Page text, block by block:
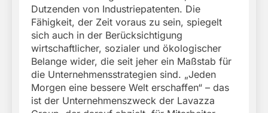
Dutzenden von Industriepatenten. Die
Fähigkeit, der Zeit voraus zu sein, spiegelt
sich auch in der Berücksichtigung
wirtschaftlicher, sozialer und ökologischer
Belange wider, die seit jeher ein Maßstab für
die Unternehmensstrategien sind. „Jeden
Morgen eine bessere Welt erschaffen“ – das
ist der Unternehmenszweck der Lavazza